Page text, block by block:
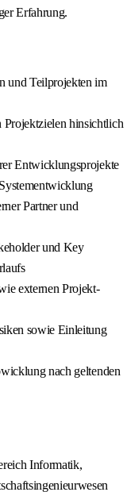
Erfahrung.
und Teilprojekten im
hinsichtlich
Entwicklungsprojekte
Partner und
und Key
externen Projekt-
sowie Einleitung
nach geltenden
Informatik,